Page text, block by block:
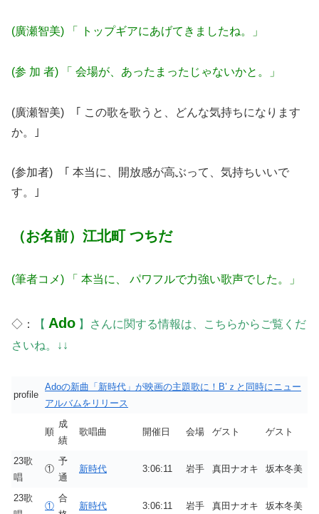
(廣瀬智美) 「 トップギアにあげてきましたね。」
(参 加 者) 「 会場が、あったまったじゃないかと。」
(廣瀬智美) ｢ この歌を歌うと、どんな気持ちになります
か。｣
(参加者) ｢ 本当に、開放感が高ぶって、気持ちいいで
す。｣
（お名前）江北町 つちだ
(筆者コメ) 「 本当に、 パワフルで力強い歌声でした。」
◇： 【 Ado 】さんに関する情報は、こちらからご覧くだ
さいね。↓↓
profile
Adoの新曲「新時代」が映画の主題歌に！B’ｚと同時にニュー
アルバムをリリース
順
成
績
歌唱曲 開催日 会場 ゲスト ゲスト
23歌
唱
①
予
通
新時代 3:06:11 岩手 真田ナオキ 坂本冬美
23歌
①
合
新時代 3:06:11 岩手 真田ナオキ 坂本冬美